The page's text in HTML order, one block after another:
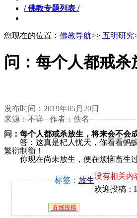
/ 佛教专题列表 /
您现在的位置： 佛教导航>> 五明研究
问：每个人都戒杀
发布时间：2019年05月20日
来源：不详 作者：佚名
问：每个人都戒杀放生，将来会不会
答：这真是杞人忧天，你看看蚂蚁
繁衍制衡！
你现在尚未放生，便在烦恼畜生
标签：放生没有相关内
欢迎投稿：
在线投稿